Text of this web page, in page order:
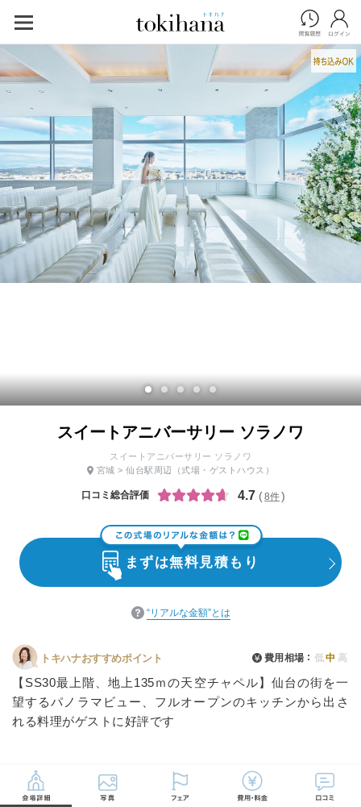
スイートアニバーサリー ソラノワ
スイートアニバーサリー ソラノワ
宮城 >仙台駅周辺 （式場・ゲストハウス）
口コミ総合評価 4.7 8件
まずは無料見積もり
“リアルな金額”とは
トキハナおすすめポイント 費用相場 低中 高
【SS30最上階、地上135ｍの天空チャペル】仙台の街を一
望するパノラマビュー、フルオープンのキッチンから出さ
れる料理がゲストに好評です